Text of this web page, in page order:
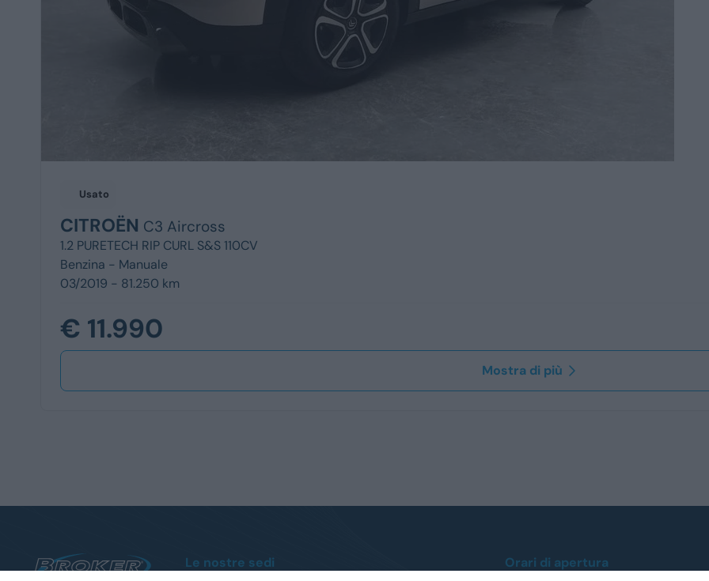
Usato
CITROËN C3 Aircross
1.2 PURETECH RIP CURL S&S 110CV
Benzina - Manuale
03/2019 - 81.250 km
€ 11.990
Mostra di più
Le nostre sedi Orari di apertura